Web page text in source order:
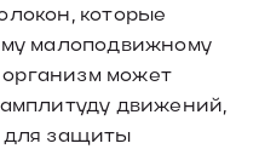
которые
малоподвижному
может
движений,
для защиты